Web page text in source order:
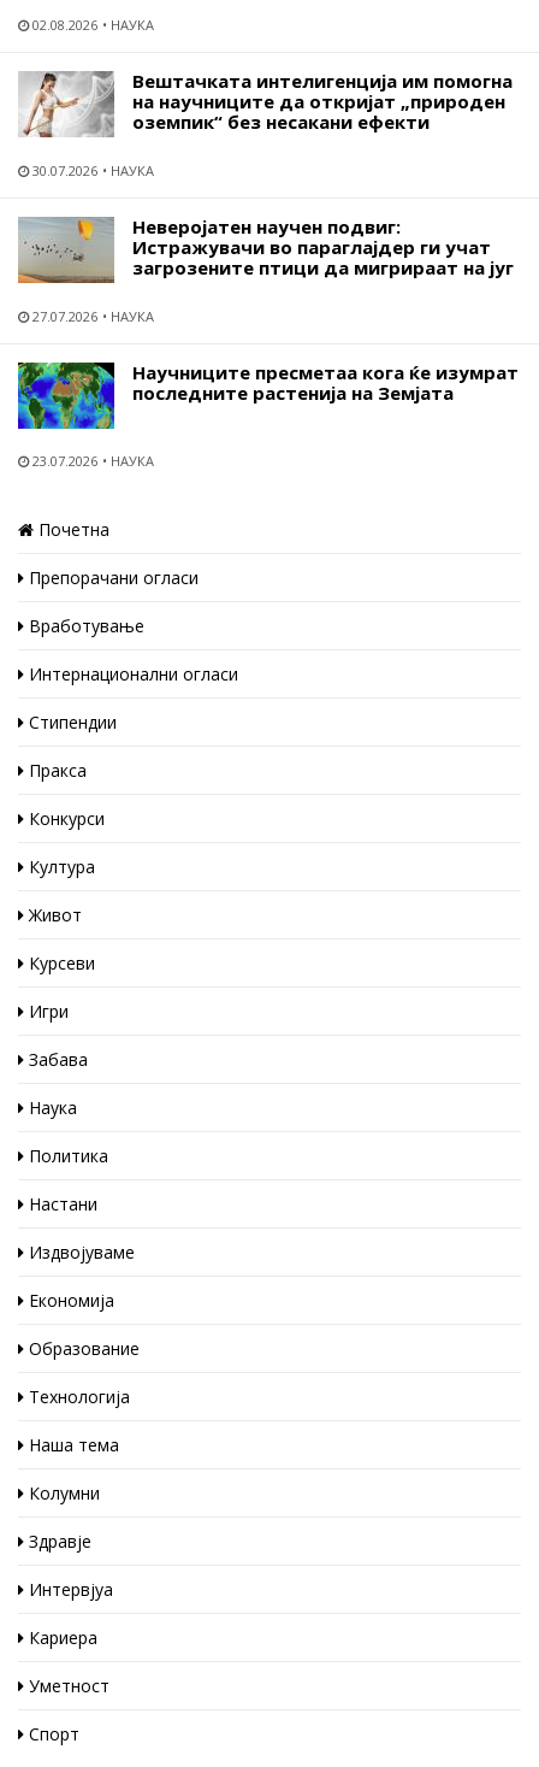
02.08.2026 НАУКА
Вештачката интелигенција им помогна
на научниците да откријат „природен
оземпик“ без несакани ефекти
30.07.2026 НАУКА
Неверојатен научен подвиг:
Истражувачи во параглајдер ги учат
загрозените птици да мигрираат на југ
27.07.2026 НАУКА
Научниците пресметаа кога ќе изумрат
последните растенија на Земјата
23.07.2026 НАУКА
Почетна
Препорачани огласи
Вработување
Интернационални огласи
Стипендии
Пракса
Конкурси
Култура
Живот
Курсеви
Игри
Забава
Наука
Политика
Настани
Издвојуваме
Економија
Образование
Технологија
Наша тема
Колумни
Здравје
Интервјуа
Кариера
Уметност
Спорт